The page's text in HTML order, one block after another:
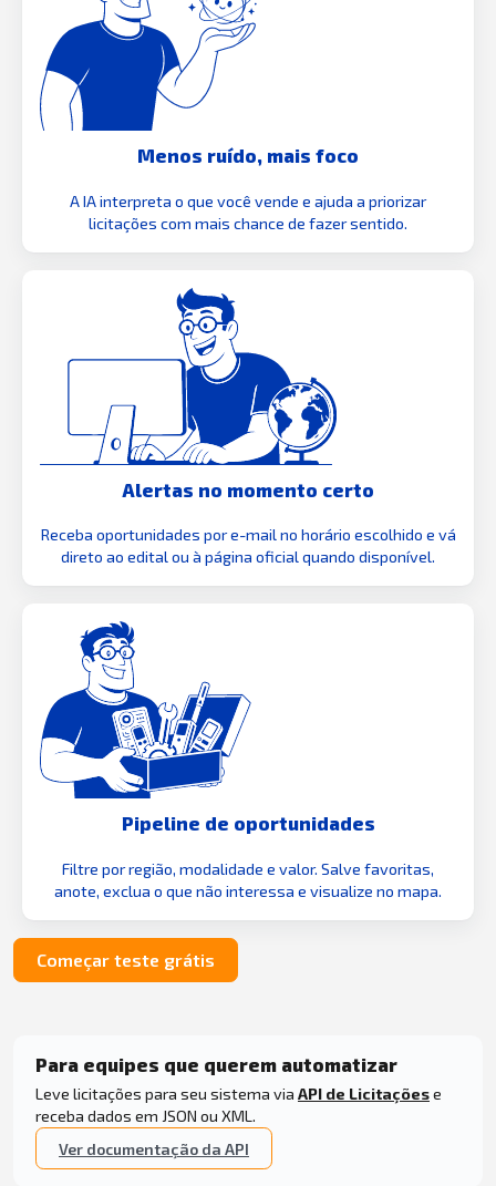
Menos ruído, mais foco
A IA interpreta o que você vende e ajuda a priorizar
licitações com mais chance de fazer sentido.
Alertas no momento certo
Receba oportunidades por e-mail no horário escolhido e vá
direto ao edital ou à página oficial quando disponível.
Pipeline de oportunidades
Filtre por região, modalidade e valor. Salve favoritas,
anote, exclua o que não interessa e visualize no mapa.
Começar teste grátis
Para equipes que querem automatizar
Leve licitações para seu sistema via API de Licitaçõese
receba dados em JSON ou XML.
Ver documentação da API